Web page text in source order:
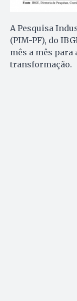
A Pesquisa
(PIM-PF), do
mês a mês
transformação.